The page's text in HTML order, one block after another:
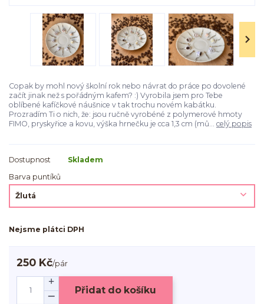
Copak by mohl nový školní rok nebo návrat do práce po dovolené
začít jinak než s pořádným kafem? :) Vyrobila jsem pro Tebe
oblíbené kafíčkové náušnice v tak trochu novém kabátku.
Prozradím Ti o nich, že: jsou ručně vyrobéné z polymerové hmoty
FIMO, pryskyřice a kovu, výška hrnečku je cca 1,3 cm (mů... celý popis
Dostupnost
Skladem
Barva puntíků
Nejsme plátci DPH
250 Kč/pár
Přidat do košíku